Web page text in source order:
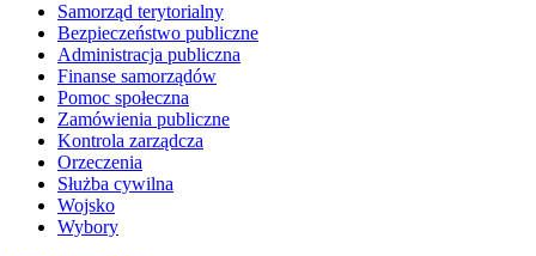
Samorząd terytorialny
Bezpieczeństwo publiczne
Administracja publiczna
Finanse samorządów
Pomoc społeczna
Zamówienia publiczne
Kontrola zarządcza
Orzeczenia
Służba cywilna
Wojsko
Wybory